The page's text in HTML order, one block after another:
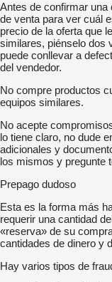
Antes de confirmar
de venta para ver cuál
precio de la oferta que
similares, piénselo dos
puede conllevar a
del vendedor.
No compre productos
equipos similares.
No acepte
lo tiene claro, no dude
adicionales y
los mismos y pregunte
Prepago dudoso
Esta es la forma más
requerir una cantidad
«reserva» de su
cantidades de dinero y
Hay varios tipos de